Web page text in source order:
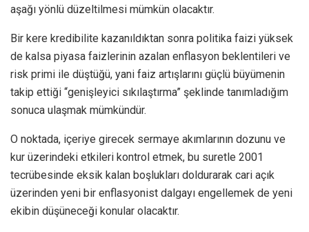
aşağı yönlü düzeltilmesi mümkün olacaktır.
Bir kere kredibilite kazanıldıktan sonra politika faizi yüksek
de kalsa piyasa faizlerinin azalan enflasyon beklentileri ve
risk primi ile düştüğü, yani faiz artışlarını güçlü büyümenin
takip ettiği “genişleyici sıkılaştırma” şeklinde tanımladığım
sonuca ulaşmak mümkündür.
O noktada, içeriye girecek sermaye akımlarının dozunu ve
kur üzerindeki etkileri kontrol etmek, bu suretle 2001
tecrübesinde eksik kalan boşlukları doldurarak cari açık
üzerinden yeni bir enflasyonist dalgayı engellemek de yeni
ekibin düşüneceği konular olacaktır.